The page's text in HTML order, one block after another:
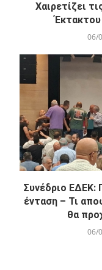
Χαιρετίζει
Έκτακτου
06/
Συνέδριο ΕΔΕΚ:
ένταση – Τι
θα
06/